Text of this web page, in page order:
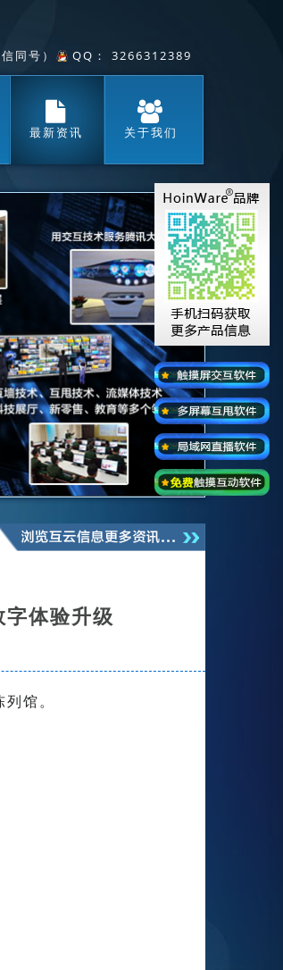
同号）， QQ： 3266312389
最新资讯 关于我们
体验升级
馆。